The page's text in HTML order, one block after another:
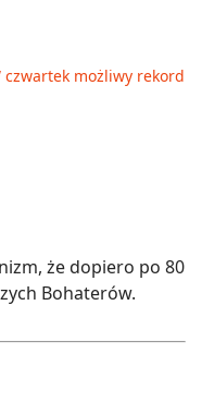
możliwy rekord
że dopiero po 80
Bohaterów.